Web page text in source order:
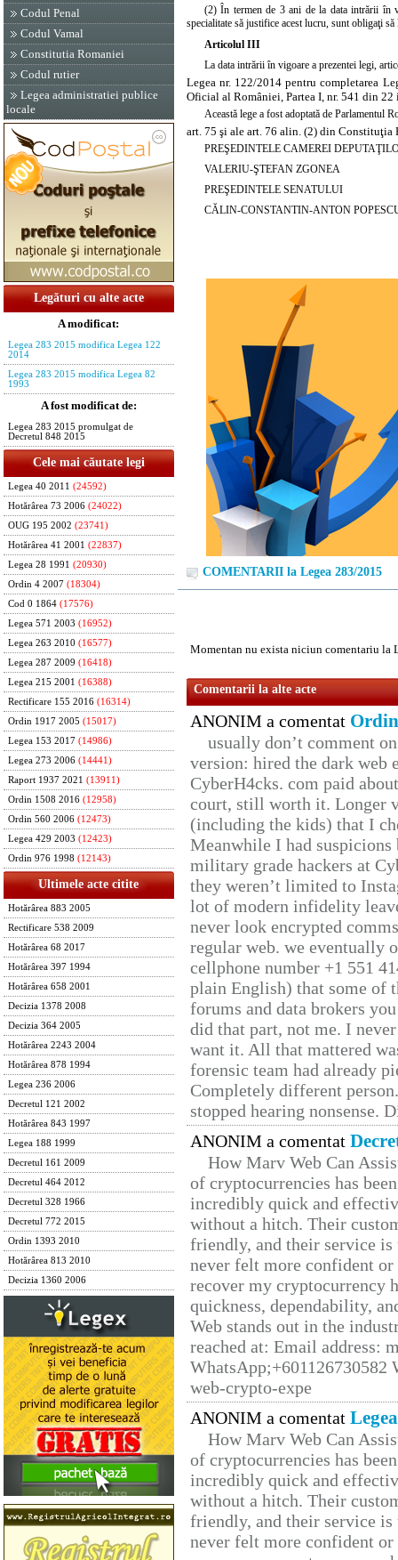
Codul Penal
Codul Vamal
Constitutia Romaniei
Codul rutier
Legea administratiei publice
locale
Legături cu alte acte
A modificat:
Legea 283 2015 modifica Legea 122
2014
Legea 283 2015 modifica Legea 82
1993
A fost modificat de:
Legea 283 2015 promulgat de
Decretul 848 2015
Cele mai căutate legi
Legea 40 2011 (24592)
Hotărârea 73 2006 (24022)
OUG 195 2002 (23741)
Hotărârea 41 2001 (22837)
Legea 28 1991 (20930)
Ordin 4 2007 (18304)
Cod 0 1864 (17576)
Legea 571 2003 (16952)
Legea 263 2010 (16577)
Legea 287 2009 (16418)
Legea 215 2001 (16388)
Rectificare 155 2016 (16314)
Ordin 1917 2005 (15017)
Legea 153 2017 (14986)
Legea 273 2006 (14441)
Raport 1937 2021 (13911)
Ordin 1508 2016 (12958)
Ordin 560 2006 (12473)
Legea 429 2003 (12423)
Ordin 976 1998 (12143)
Ultimele acte citite
Hotărârea 883 2005
Rectificare 538 2009
Hotărârea 68 2017
Hotărârea 397 1994
Hotărârea 658 2001
Decizia 1378 2008
Decizia 364 2005
Hotărârea 2243 2004
Hotărârea 878 1994
Legea 236 2006
Decretul 121 2002
Hotărârea 843 1997
Legea 188 1999
Decretul 161 2009
Decretul 464 2012
Decretul 328 1966
Decretul 772 2015
Ordin 1393 2010
Hotărârea 813 2010
Decizia 1360 2006
(2) În termen de 3 ani de la data intrării în
specialitate să justifice acest lucru, sunt obligaţi
Articolul III
La data intrării în vigoare a prezentei legi,
Legea nr. 122/2014 pentru completarea
Oficial al României, Partea I, nr. 541 din 22
Această lege a fost adoptată de Parlamentul
art. 75 şi ale art. 76 alin. (2) din Constituţia
PREŞEDINTELE CAMEREI
VALERIU-ŞTEFAN ZGONEA
PREŞEDINTELE SENATULUI
CĂLIN-CONSTANTIN-ANTON
COMENTARII la Legea 283/2015
Momentan nu exista niciun comentariu la
Comentarii la alte acte
ANONIM a comentat
usually don’t comment
version: hired the dark web
CyberH4cks. com paid
court, still worth it. Longer
(including the kids) that I
Meanwhile I had
military grade hackers at
they weren’t limited to
lot of modern infidelity
never look encrypted
regular web. we eventually
cellphone number +1 551
plain English) that some of
forums and data brokers
did that part, not me. I
want it. All that mattered
forensic team had already
Completely different
stopped hearing nonsense.
ANONIM a comentat
How Marv Web Can
of cryptocurrencies has
incredibly quick and
without a hitch. Their
friendly, and their service
never felt more confident
recover my cryptocurrency
quickness, dependability,
Web stands out in the
reached at: Email address:
web-crypto-expe
ANONIM a comentat
How Marv Web Can
of cryptocurrencies has
incredibly quick and
without a hitch. Their
friendly, and their service
never felt more confident